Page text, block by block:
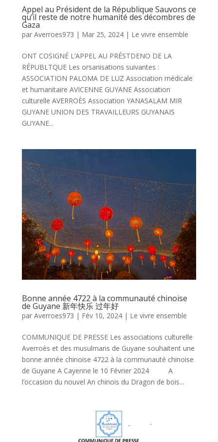
Appel au Président de la République Sauvons ce
qu’il reste de notre humanité des décombres de
Gaza
par Averroes973 | Mar 25, 2024| Le vivre ensemble
ONT COSIGNÉ L’APPEL AU PRÉSTDENO DE LA
RÉPUBLTQUE Les orsanisations suivantes :
ASSOCIATION PALOMA DE LUZ Association médicale
et humanitaire AVICENNE GUYANE Association
culturelle AVERROÈS Association YANASALAM MIR
GUYANE UNION DES TRAVAILLEURS GUYANAIS
GUYANE...
Bonne année 4722 à la communauté chinoise
de Guyane 新年快乐 过年好
par Averroes973 | Fév 10, 2024| Le vivre ensemble
COMMUNIQUE DE PRESSE Les associations culturelle
Averroès et des musulmans de Guyane souhaitent une
bonne année chinoise 4722 à la communauté chinoise
de Guyane A Cayenne le 10 Février 2024 A
l’occasion du nouvel An chinois du Dragon de bois...